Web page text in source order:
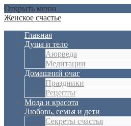
Открыть меню
Женское счастье
Главная
Душа и тело
Aюрведа
Медитации
Домашний очаг
Праздники
Рецепты
Мода и красота
Любовь, семья и дети
Секреты счастья